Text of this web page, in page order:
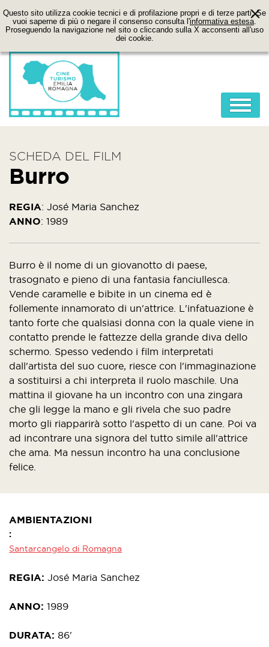
Questo sito utilizza cookie tecnici e di profilazione propri e di terze parti. Se
vuoi saperne di più o negare il consenso consulta l'informativa estesa.
Proseguendo la navigazione nel sito o cliccando sulla X acconsenti all'uso
dei cookie.
ABOUT
LOCATION
CONTATTI
SCHEDA DEL FILM
Burro
REGIA: José Maria Sanchez
ANNO: 1989
Burro è il nome di un giovanotto di paese,
trasognato e pieno di una fantasia fanciullesca.
Vende caramelle e bibite in un cinema ed è
follemente innamorato di un'attrice. L'infatuazione è
tanto forte che qualsiasi donna con la quale viene in
contatto prende le fattezze della grande diva dello
schermo. Spesso vedendo i film interpretati
dall'artista del suo cuore, riesce con l'immaginazione
a sostituirsi a chi interpreta il ruolo maschile. Una
mattina il giovane ha un incontro con una zingara
che gli legge la mano e gli rivela che suo padre
morto gli riapparirà sotto l'aspetto di un cane. Poi va
ad incontrare una signora del tutto simile all'attrice
che ama. Ma nessun incontro ha una conclusione
felice.
AMBIENTAZIONI
Santarcangelo di Romagna
REGIA José Maria Sanchez
ANNO 1989
DURATA 86'